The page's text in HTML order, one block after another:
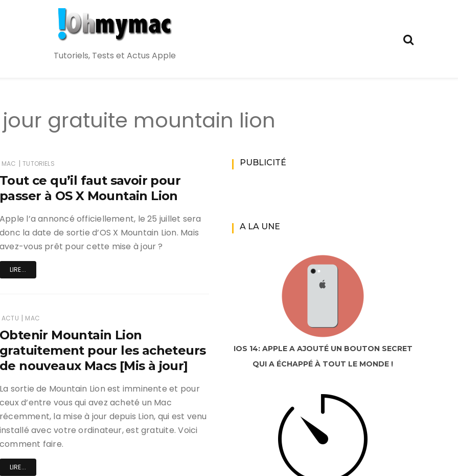
Tutoriels, Tests et Actus Apple
gratuite mountain lion
MAC | TUTORIELS
ce qu’il faut savoir pour
à OS X Mountain Lion
l’a annoncé officiellement, le 25 juillet sera
la date de sortie d’OS X Mountain Lion. Mais
vous prêt pour cette mise à jour ?
LIRE...
ACTU | MAC
Mountain Lion
pour les acheteurs
nouveaux Macs [Mis à jour]
sortie de Mountain Lion est imminente et pour
d’entre vous qui avez acheté un Mac
la mise à jour depuis Lion, qui est venu
avec votre ordinateur, est gratuite. Voici
faire.
LIRE...
PUBLICITÉ
A LA UNE
IOS 14: APPLE A AJOUTÉ UN BOUTON SECRET
QUI A ÉCHAPPÉ À TOUT LE MONDE !